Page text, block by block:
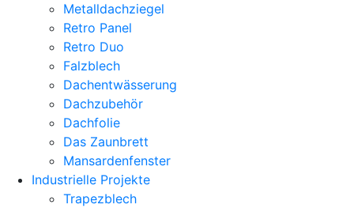
Metalldachziegel
Retro Panel
Retro Duo
Falzblech
Dachentwässerung
Dachzubehör
Dachfolie
Das Zaunbrett
Mansardenfenster
Industrielle Projekte
Trapezblech